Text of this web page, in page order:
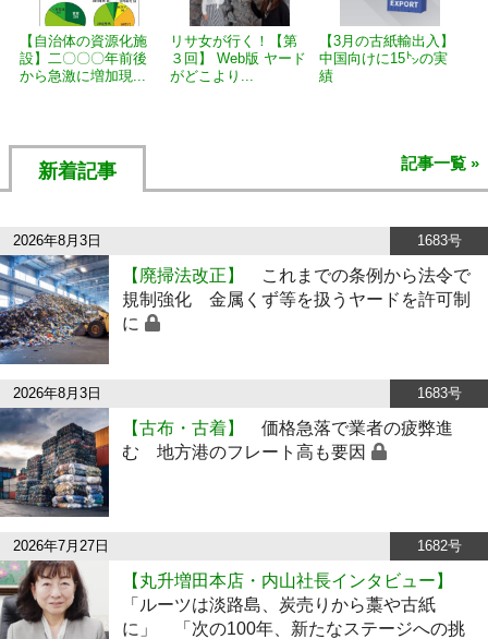
【自治体の資源化施
設】二〇〇〇年前後
から急激に増加現...
リサ女が行く！【第
３回】 Web版 ヤード
がどこより...
【3月の古紙輸出入】
中国向けに15㌧の実
績
新着記事 記事一覧 »
2026年8月3日 1683号
【廃掃法改正】
これまでの条例から法令で
規制強化 金属くず等を扱うヤードを許可制
に
2026年8月3日 1683号
【古布・古着】
価格急落で業者の疲弊進
む 地方港のフレート高も要因
2026年7月27日 1682号
【丸升増田本店・内山社長インタビュー】
「ルーツは淡路島、炭売りから藁や古紙
に」 「次の100年、新たなステージへの挑